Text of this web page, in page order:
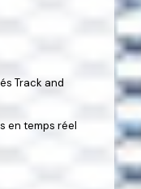
Track and
en temps réel